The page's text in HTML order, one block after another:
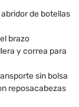
de botellas
brazo
y correa para
sin bolsa
reposacabezas